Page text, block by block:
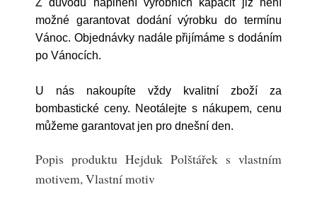
Z důvodu naplnění výrobních kapacit již není
možné garantovat dodání výrobku do termínu
Vánoc. Objednávky nadále přijímáme s dodáním
po Vánocích.
U nás nakoupíte vždy kvalitní zboží za
bombastické ceny. Neotálejte s nákupem, cenu
můžeme garantovat jen pro dnešní den.
Popis produktu Hejduk Polštářek s vlastním
motivem, Vlastní motiv